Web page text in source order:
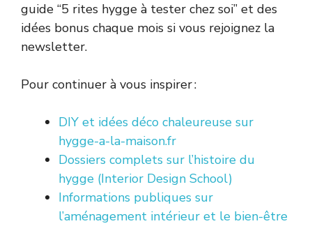
guide “5 rites hygge à tester chez soi” et des
idées bonus chaque mois si vous rejoignez la
newsletter.
Pour continuer à vous inspirer :
DIY et idées déco chaleureuse sur
hygge-a-la-maison.fr
Dossiers complets sur l’histoire du
hygge (Interior Design School)
Informations publiques sur
l’aménagement intérieur et le bien-être